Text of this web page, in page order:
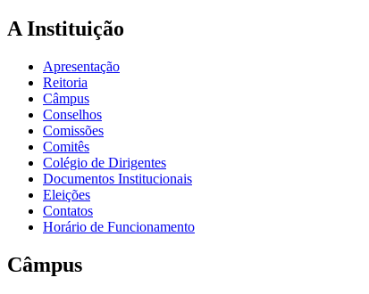
A Instituição
Apresentação
Reitoria
Câmpus
Conselhos
Comissões
Comitês
Colégio de Dirigentes
Documentos Institucionais
Eleições
Contatos
Horário de Funcionamento
Câmpus